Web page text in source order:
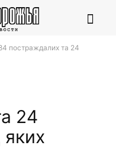
постраждалих та 24
24